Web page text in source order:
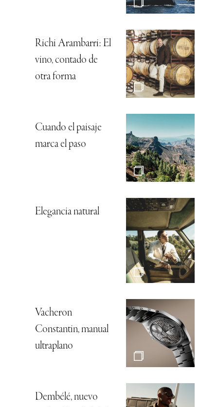
Richi Arambarri: El
vino, contado de
otra forma
Cuando el paisaje
marca el paso
Elegancia natural
Vacheron
Constantin, manual
ultraplano
Dembélé, nuevo